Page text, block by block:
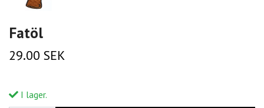
Fatöl
29.00 SEK
I lager.